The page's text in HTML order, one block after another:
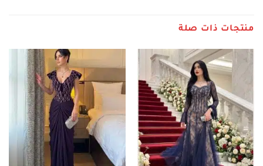
منتجات ذات صلة